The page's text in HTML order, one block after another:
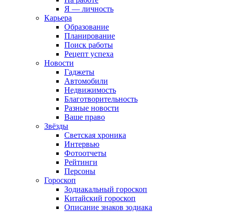
Я — личность
Карьера
Образование
Планирование
Поиск работы
Рецепт успеха
Новости
Гаджеты
Автомобили
Недвижимость
Благотворительность
Разные новости
Ваше право
Звёзды
Светская хроника
Интервью
Фотоотчеты
Рейтинги
Персоны
Гороскоп
Зодиакальный гороскоп
Китайский гороскоп
Описание знаков зодиака